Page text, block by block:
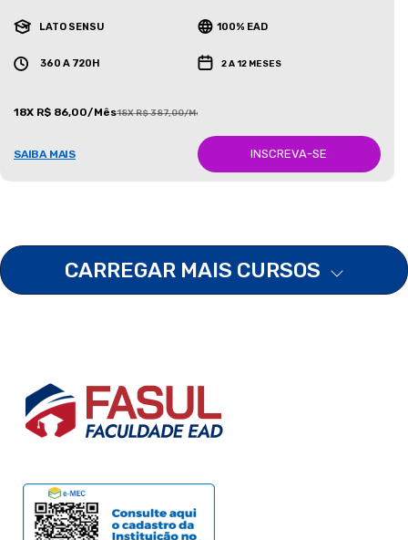
LATO SENSU 100% EAD
360 A 720H 2 A 12 MESES
18X R$ 86,00/Mês18X R$ 387,00/Mês
SAIBA MAIS INSCREVA-SE
CARREGAR MAIS CURSOS